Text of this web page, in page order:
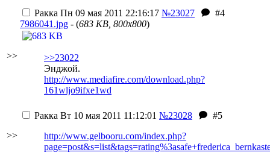
>>
Ракка Пн 09 мая 2011 22:16:17 №23027
#4
7986041.jpg - (683 KB, 800x800)
>>23022
Энджой.
http://www.mediafire.com/download.php?
161wljo9ifxe1wd
>>
Ракка Вт 10 мая 2011 11:12:01 №23028
#5
http://www.gelbooru.com/index.php?